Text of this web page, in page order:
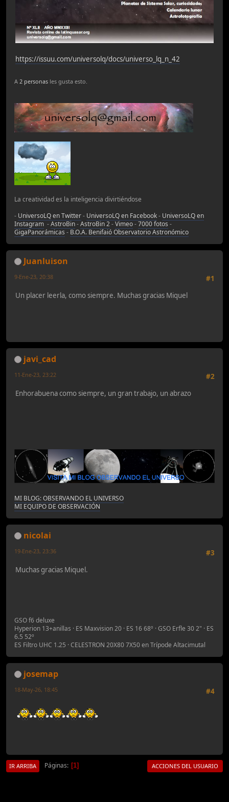
https://issuu.com/universolq/docs/universo_lq_n_42
A 2 personas les gusta esto.
La creatividad es la inteligencia divirtiéndose
- UniversoLQ en Twitter- UniversoLQ en Facebook- UniversoLQ en
Instagram -AstroBin-AstroBin 2-Vimeo-7000 fotos -
GigaPanorámicas - B.O.A. Benifaió Observatorio Astronómico
Juanluison
#1
9-Ene-23, 20:38
Un placer leerla, como siempre. Muchas gracias Miquel
javi_cad
#2
11-Ene-23, 23:22
Enhorabuena como siempre, un gran trabajo, un abrazo
MI BLOG: OBSERVANDO EL UNIVERSO
MI EQUIPO DE OBSERVACIÓN
nicolai
#3
19-Ene-23, 23:36
Muchas gracias Miquel.
GSO f6 deluxe
Hyperion 13+anillas · ES Maxvision 20 · ES 16 68º · GSO Erfle 30 2" · ES
6.5 52º
ES Filtro UHC 1.25 · CELESTRON 20X80 7X50 en Trípode Altacimutal
josemap
#4
18-May-26, 18:45
IR ARRIBA Páginas 1 ACCIONES DEL USUARIO